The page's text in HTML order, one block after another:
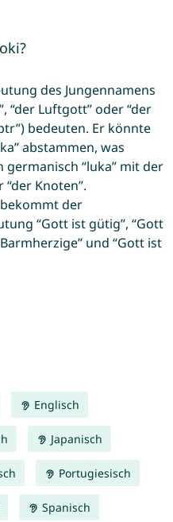
des Jungennamens
“der Luftgott” oder “der
bedeuten. Er könnte
abstammen, was
germanisch “luka” mit der
“der Knoten”.
bekommt der
“Gott ist gütig”, “Gott
und “Gott ist
Englisch
Japanisch
Portugiesisch
Spanisch